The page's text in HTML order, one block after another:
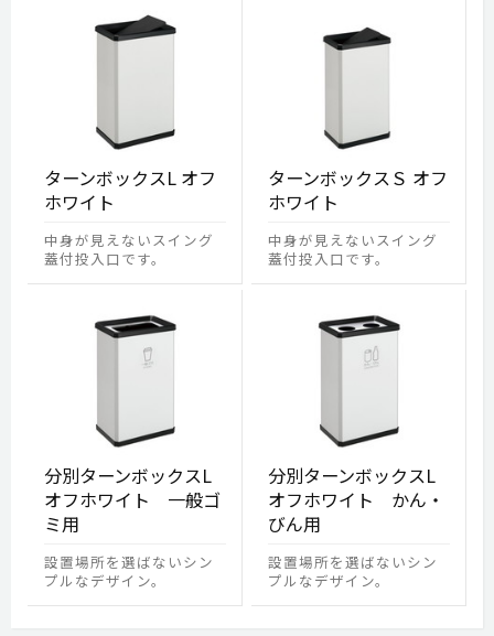
ターンボックスL オフ
ホワイト
中身が見えないスイング
蓋付投入口です。
ターンボックスＳ オフ
ホワイト
中身が見えないスイング
蓋付投入口です。
分別ターンボックスL
オフホワイト 一般ゴ
ミ用
設置場所を選ばないシン
プルなデザイン。
分別ターンボックスL
オフホワイト かん・
びん用
設置場所を選ばないシン
プルなデザイン。